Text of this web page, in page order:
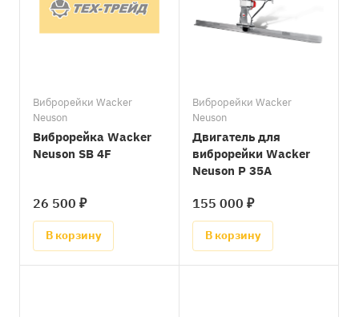
Виброрейки Wacker
Neuson
Виброрейка Wacker
Neuson SB 4F
26 500 ₽
В корзину
Виброрейки Wacker
Neuson
Двигатель для
виброрейки Wacker
Neuson P 35A
155 000 ₽
В корзину